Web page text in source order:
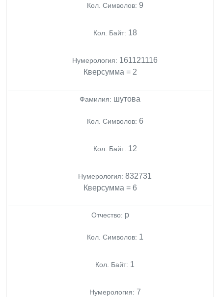
Кол. Символов: 9
Кол. Байт: 18
Нумерология: 161121116
Кверсумма = 2
Фамилия: шутова
Кол. Символов: 6
Кол. Байт: 12
Нумерология: 832731
Кверсумма = 6
Отчество: p
Кол. Символов: 1
Кол. Байт: 1
Нумерология: 7